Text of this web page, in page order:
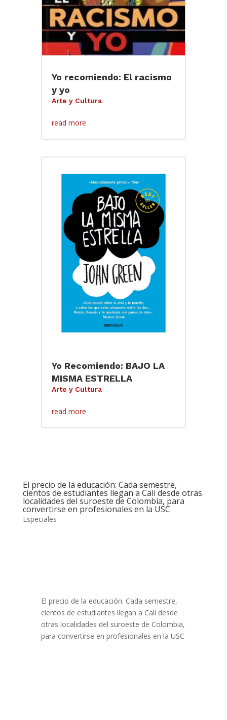
Yo recomiendo: El racismo
y yo
Arte y Cultura
read more
Yo Recomiendo: BAJO LA
MISMA ESTRELLA
Arte y Cultura
read more
El precio de la educación: Cada semestre,
cientos de estudiantes llegan a Cali desde otras
localidades del suroeste de Colombia, para
convertirse en profesionales en la USC
Especiales
El precio de la educación: Cada semestre,
cientos de estudiantes llegan a Cali desde
otras localidades del suroeste de Colombia,
para convertirse en profesionales en la USC